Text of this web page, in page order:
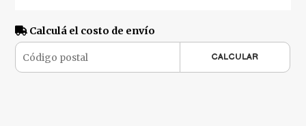
Calculá el costo de envío
CALCULAR